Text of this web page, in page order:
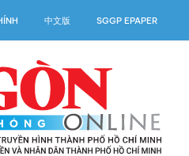
中文版 SGGP EPAPER